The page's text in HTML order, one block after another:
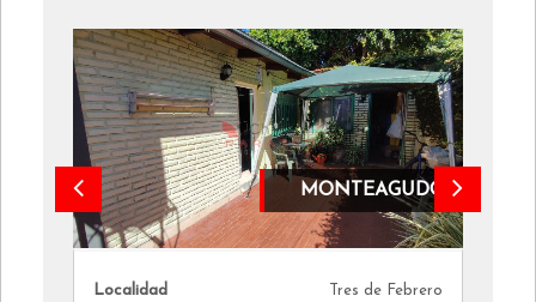
MONTEAGUDO
Localidad Tres de Febrero